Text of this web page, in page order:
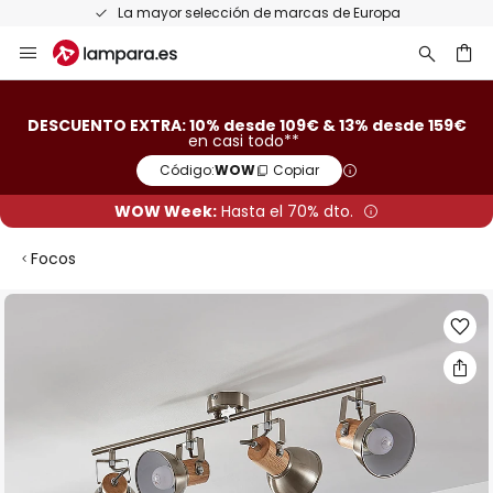
La mayor selección de marcas de Europa
al
DESCUENTO EXTRA: 10% desde 109€ & 13% desde 159€
en casi todo**
Código:WOW Copiar
WOW Week: Hasta el 70% dto.
Focos
Saltar